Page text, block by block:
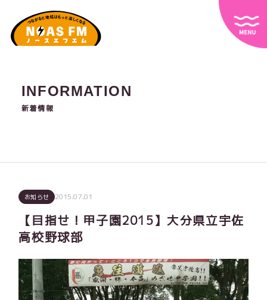
INFORMATION
新着情報
お知らせ 2015.07.01
【目指せ！甲子園2015】大分県立宇佐
高校野球部